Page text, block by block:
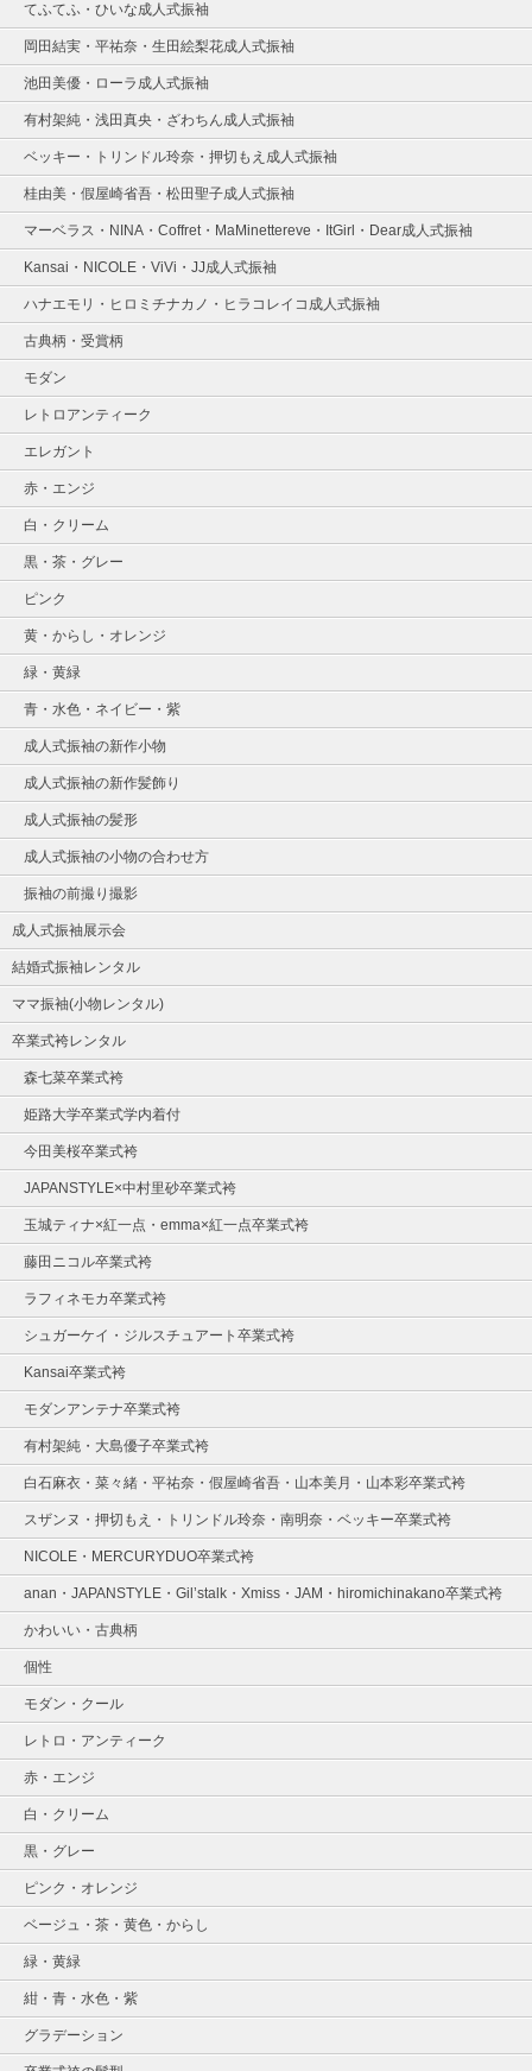
てふてふ・ひいな成人式振袖
岡田結実・平祐奈・生田絵梨花成人式振袖
池田美優・ローラ成人式振袖
有村架純・浅田真央・ざわちん成人式振袖
ベッキー・トリンドル玲奈・押切もえ成人式振袖
桂由美・假屋崎省吾・松田聖子成人式振袖
マーベラス・NINA・Coffret・MaMinettereve・ItGirl・Dear成人式振袖
Kansai・NICOLE・ViVi・JJ成人式振袖
ハナエモリ・ヒロミチナカノ・ヒラコレイコ成人式振袖
古典柄・受賞柄
モダン
レトロアンティーク
エレガント
赤・エンジ
白・クリーム
黒・茶・グレー
ピンク
黄・からし・オレンジ
緑・黄緑
青・水色・ネイビー・紫
成人式振袖の新作小物
成人式振袖の新作髪飾り
成人式振袖の髪形
成人式振袖の小物の合わせ方
振袖の前撮り撮影
成人式振袖展示会
結婚式振袖レンタル
ママ振袖(小物レンタル)
卒業式袴レンタル
森七菜卒業式袴
姫路大学卒業式学内着付
今田美桜卒業式袴
JAPANSTYLE×中村里砂卒業式袴
玉城ティナ×紅一点・emma×紅一点卒業式袴
藤田ニコル卒業式袴
ラフィネモカ卒業式袴
シュガーケイ・ジルスチュアート卒業式袴
Kansai卒業式袴
モダンアンテナ卒業式袴
有村架純・大島優子卒業式袴
白石麻衣・菜々緒・平祐奈・假屋崎省吾・山本美月・山本彩卒業式袴
スザンヌ・押切もえ・トリンドル玲奈・南明奈・ベッキー卒業式袴
NICOLE・MERCURYDUO卒業式袴
anan・JAPANSTYLE・Gil’stalk・Xmiss・JAM・hiromichinakano卒業式袴
かわいい・古典柄
個性
モダン・クール
レトロ・アンティーク
赤・エンジ
白・クリーム
黒・グレー
ピンク・オレンジ
ベージュ・茶・黄色・からし
緑・黄緑
紺・青・水色・紫
グラデーション